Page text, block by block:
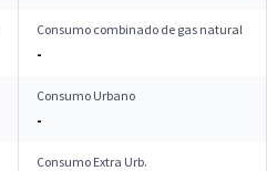
Consumo combinado de gas natural
-
Consumo Urbano
-
Consumo Extra Urb.